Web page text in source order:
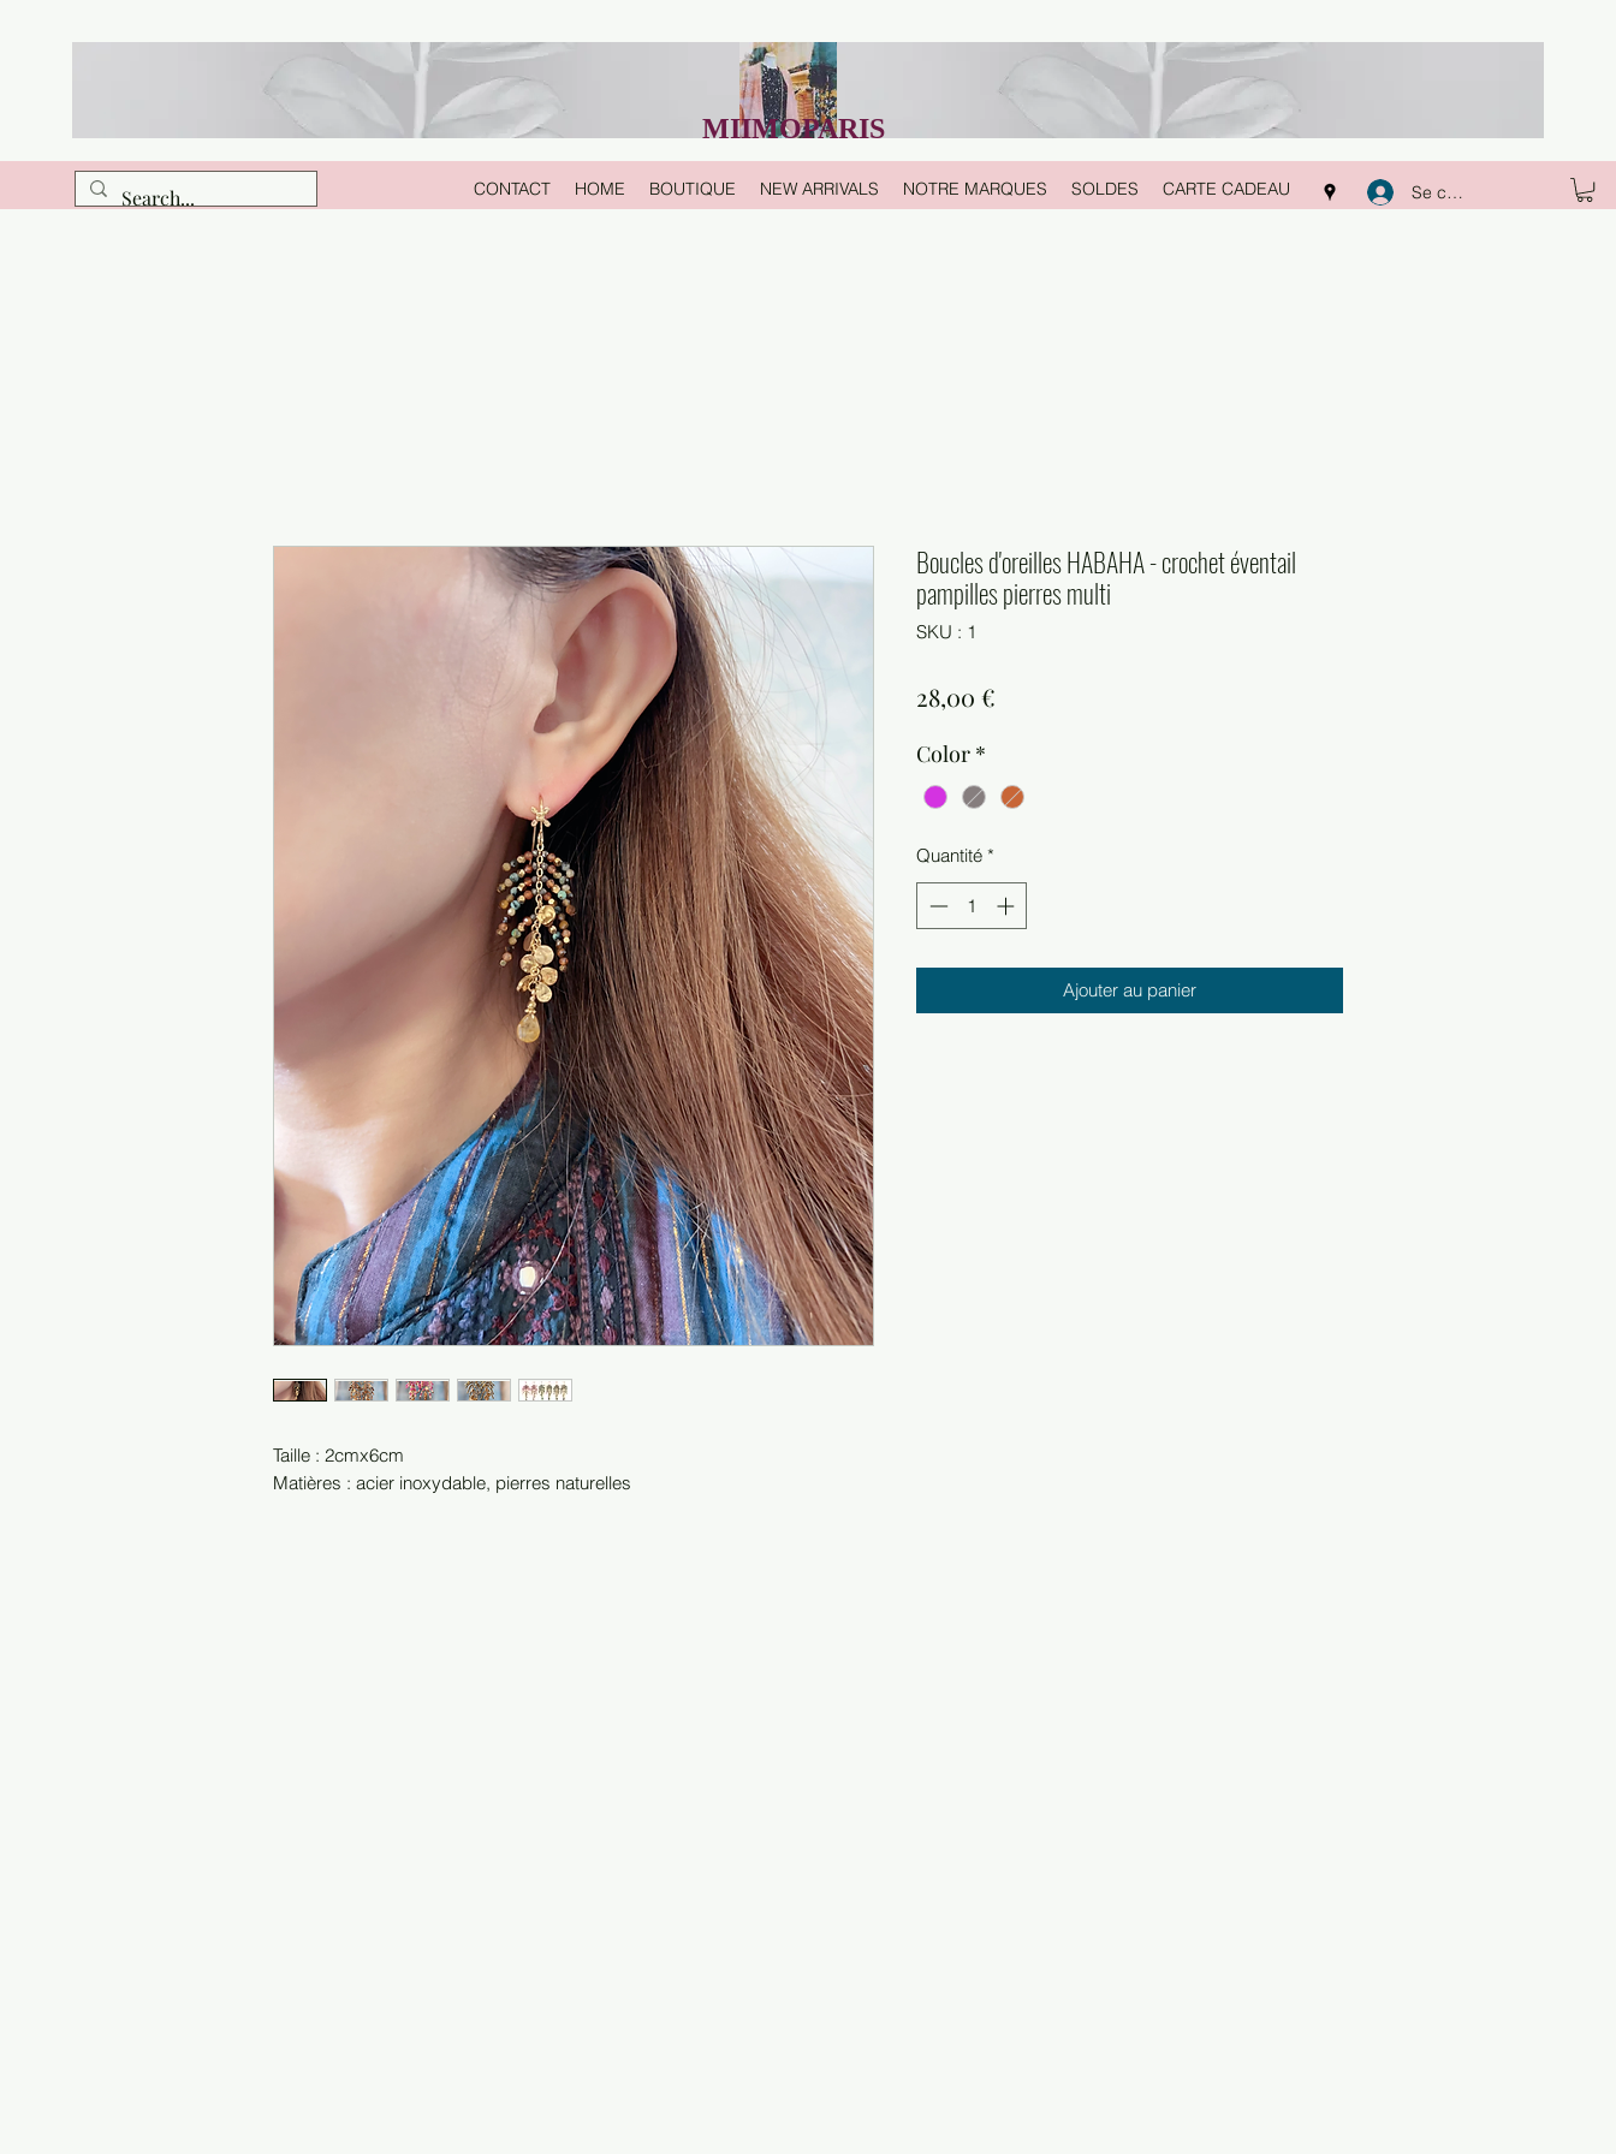
MIIMOPARIS
CONTACT HOME BOUTIQUE NEW ARRIVALS NOTRE MARQUES SOLDES CARTE CADEAU Se connecter
Taille : 2cmx6cm
Matières : acier inoxydable, pierres naturelles
Boucles d'oreilles HABAHA - crochet éventail
pampilles pierres multi
SKU : 1
28,00 €
Color *
Quantité *
Ajouter au panier